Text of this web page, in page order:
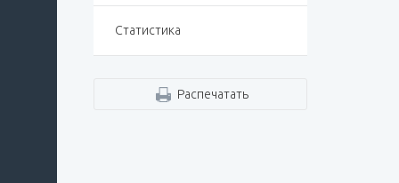
Статистика
Распечатать